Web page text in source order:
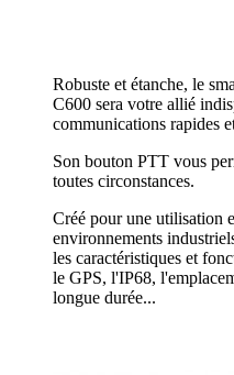
Robuste et étanche, le
C600 sera votre allié
communications rapides
Son bouton PTT vous
toutes circonstances.
Créé pour une utilisation
environnements
les caractéristiques et
le GPS, l'IP68,
longue durée...